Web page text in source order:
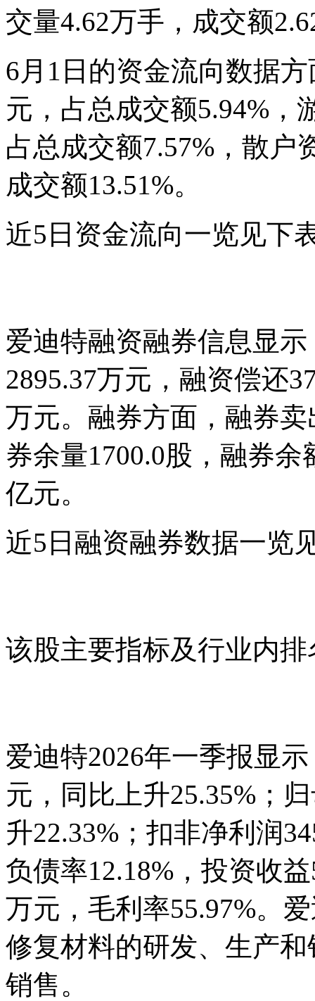
交量4.62万手，成交额
6月1日的资金流向数据
元，占总成交额5.94%，
占总成交额7.57%，散户
成交额13.51%。
近5日资金流向一览见下
爱迪特融资融券信息显
2895.37万元，融资偿还
万元。融券方面，融券
券余量1700.0股，融券
亿元。
近5日融资融券数据一览
该股主要指标及行业内
爱迪特2026年一季报显
元，同比上升25.35%；
升22.33%；扣非净利润
负债率12.18%，投资收
万元，毛利率55.97%。
修复材料的研发、生产
销售。